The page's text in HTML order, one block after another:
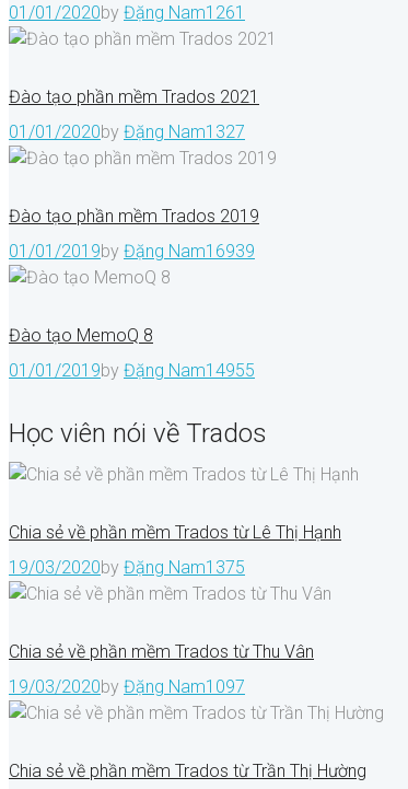
01/01/2020by Đặng Nam1261
Đào tạo phần mềm Trados 2021
01/01/2020by Đặng Nam1327
Đào tạo phần mềm Trados 2019
01/01/2019by Đặng Nam16939
Đào tạo MemoQ 8
01/01/2019by Đặng Nam14955
Học viên nói về Trados
Chia sẻ về phần mềm Trados từ Lê Thị Hạnh
19/03/2020by Đặng Nam1375
Chia sẻ về phần mềm Trados từ Thu Vân
19/03/2020by Đặng Nam1097
Chia sẻ về phần mềm Trados từ Trần Thị Hường